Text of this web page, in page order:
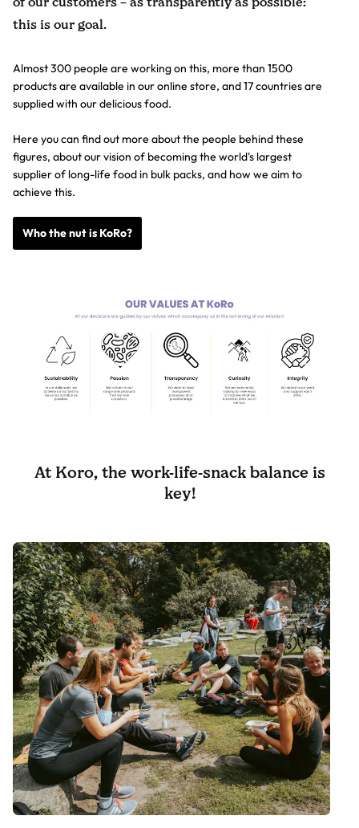
this is our goal.
Almost 300 people are working on this, more than 1500
products are available in our online store, and 17 countries are
supplied with our delicious food.
Here you can find out more about the people behind these
figures, about our vision of becoming the world's largest
supplier of long-life food in bulk packs, and how we aim to
achieve this.
Who the nut is KoRo?
At Koro, the work-life-snack balance is
key!